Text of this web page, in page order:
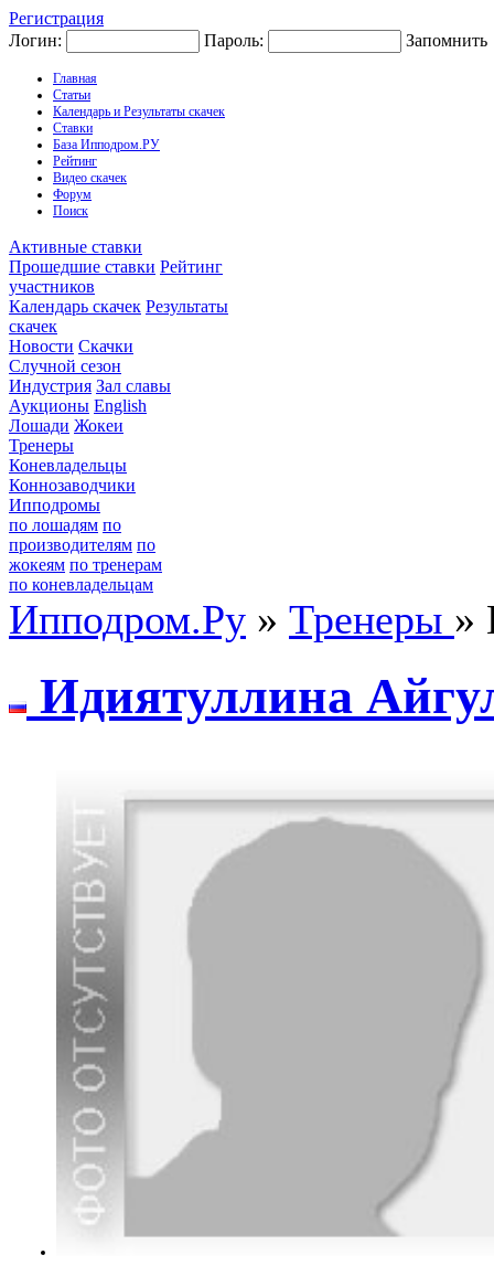
Регистрация
Логин:
Пароль: Запомнить
Главная
Статьи
Календарь и Результаты скачек
Ставки
База Ипподром.РУ
Рейтинг
Видео скачек
Форум
Поиск
Активные ставки
Прошедшие ставки Рейтинг
участников
Календарь скачек Результаты
скачек
Новости Скачки
Случной сезон
Индустрия Зал славы
Аукционы English
Лошади Жокеи
Тренеры
Коневладельцы
Коннозаводчики
Ипподромы
по лошадям по
производителям по
жокеям по тренерам
по коневладельцам
Ипподром.Ру » Тренеры »
Идиятуллина